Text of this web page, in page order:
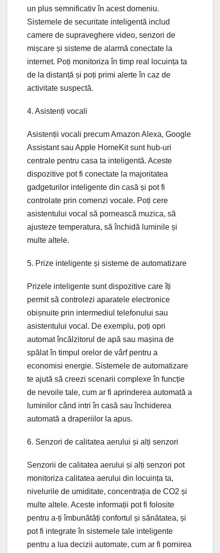
un plus semnificativ în acest domeniu.
Sistemele de securitate inteligentă includ
camere de supraveghere video, senzori de
mișcare și sisteme de alarmă conectate la
internet. Poți monitoriza în timp real locuința ta
de la distanță și poți primi alerte în caz de
activitate suspectă.
4. Asistenți vocali
Asistenții vocali precum Amazon Alexa, Google
Assistant sau Apple HomeKit sunt hub-uri
centrale pentru casa ta inteligentă. Aceste
dispozitive pot fi conectate la majoritatea
gadgeturilor inteligente din casă și pot fi
controlate prin comenzi vocale. Poți cere
asistentului vocal să pornească muzica, să
ajusteze temperatura, să închidă luminile și
multe altele.
5. Prize inteligente și sisteme de automatizare
Prizele inteligente sunt dispozitive care îți
permit să controlezi aparatele electronice
obișnuite prin intermediul telefonului sau
asistentului vocal. De exemplu, poți opri
automat încălzitorul de apă sau mașina de
spălat în timpul orelor de vârf pentru a
economisi energie. Sistemele de automatizare
te ajută să creezi scenarii complexe în funcție
de nevoile tale, cum ar fi aprinderea automată a
luminilor când intri în casă sau închiderea
automată a draperiilor la apus.
6. Senzori de calitatea aerului și alți senzori
Senzorii de calitatea aerului și alți senzori pot
monitoriza calitatea aerului din locuința ta,
nivelurile de umiditate, concentrația de CO2 și
multe altele. Aceste informații pot fi folosite
pentru a-ți îmbunătăți confortul și sănătatea, și
pot fi integrate în sistemele tale inteligente
pentru a lua decizii automate, cum ar fi pornirea